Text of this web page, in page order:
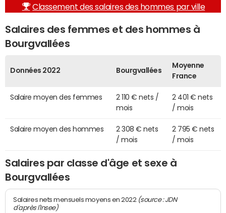
Classement des salaires des hommes par ville
Salaires des femmes et des hommes à
Bourgvallées
Données 2022 Bourgvallées
Moyenne
France
Salaire moyen des femmes
2 110 € nets /
mois
2 401 € nets
/ mois
Salaire moyen des hommes
2 308 € nets
/ mois
2 795 € nets
/ mois
Salaires par classe d'âge et sexe à
Bourgvallées
Salaires nets mensuels moyens en 2022 (source : JDN
d'après l'Insee)